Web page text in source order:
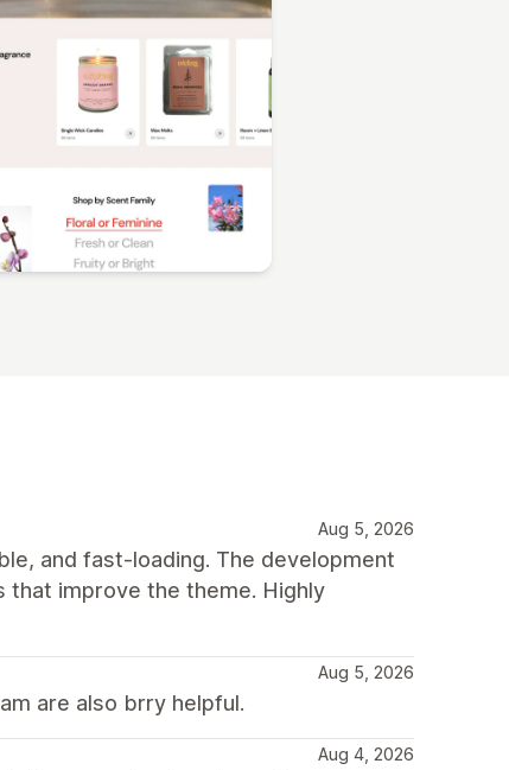
Aug 5, 2026
and fast-loading. The development
that improve the theme. Highly
Aug 5, 2026
are also brry helpful.
Aug 4, 2026